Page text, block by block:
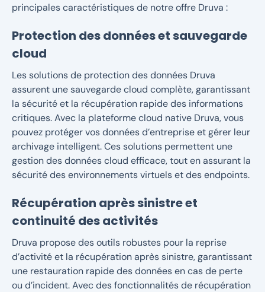
principales caractéristiques de notre offre Druva :
Protection des données et sauvegarde
cloud
Les solutions de protection des données Druva
assurent une sauvegarde cloud complète, garantissant
la sécurité et la récupération rapide des informations
critiques. Avec la plateforme cloud native Druva, vous
pouvez protéger vos données d’entreprise et gérer leur
archivage intelligent. Ces solutions permettent une
gestion des données cloud efficace, tout en assurant la
sécurité des environnements virtuels et des endpoints.
Récupération après sinistre et
continuité des activités
Druva propose des outils robustes pour la reprise
d’activité et la récupération après sinistre, garantissant
une restauration rapide des données en cas de perte
ou d’incident. Avec des fonctionnalités de récupération